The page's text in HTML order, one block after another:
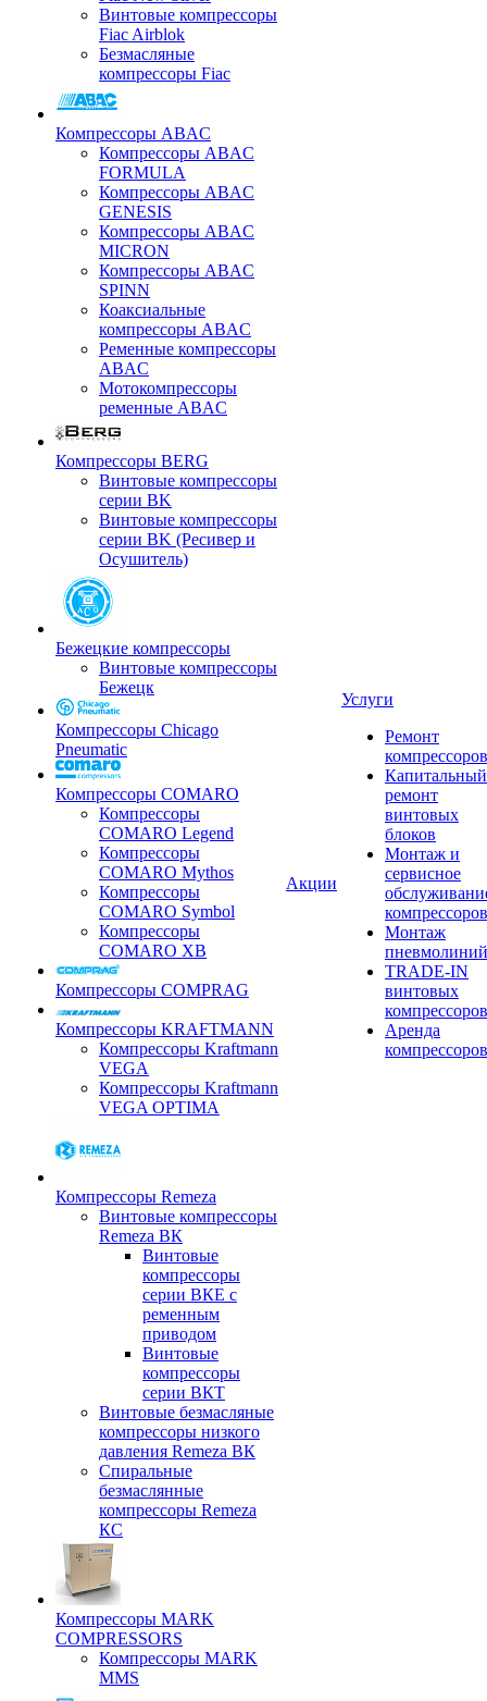
Винтовые компрессоры
Fiac Airblok
Безмасляные
компрессоры Fiac
Компрессоры ABAC
Компрессоры ABAC
FORMULA
Компрессоры ABAC
GENESIS
Компрессоры ABAC
MICRON
Компрессоры ABAC
SPINN
Коаксиальные
компрессоры ABAC
Ременные компрессоры
ABAC
Мотокомпрессоры
ременные ABAC
Компрессоры BERG
Винтовые компрессоры
серии BK
Винтовые компрессоры
серии BK (Ресивер и
Осушитель)
Бежецкие компрессоры
Винтовые компрессоры
Бежецк
Компрессоры Chicago
Pneumatic
Компрессоры COMARO
Компрессоры
COMARO Legend
Компрессоры
COMARO Mythos
Компрессоры
COMARO Symbol
Компрессоры
COMARO XB
Компрессоры COMPRAG
Компрессоры KRAFTMANN
Компрессоры Kraftmann
VEGA
Компрессоры Kraftmann
VEGA OPTIMA
Компрессоры Remeza
Винтовые компрессоры
Remeza ВК
Винтовые
компрессоры
серии ВКЕ с
ременным
приводом
Винтовые
компрессоры
серии ВКТ
Винтовые безмасляные
компрессоры низкого
давления Remeza ВК
Спиральные
безмаслянные
компрессоры Remeza
КС
Компрессоры MARK
COMPRESSORS
Компрессоры MARK
MMS
Акции
Услуги
Ремонт
компрессоров
Капитальный
ремонт
винтовых
блоков
Монтаж и
сервисное
компрессоров
Монтаж
пневмолиний
TRADE-IN
винтовых
компрессоров
Аренда
компрессоров